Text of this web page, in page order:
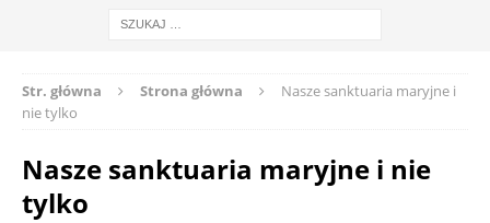
Str. główna Strona główna
Nasze sanktuaria maryjne i
nie tylko
Nasze sanktuaria maryjne i nie
tylko